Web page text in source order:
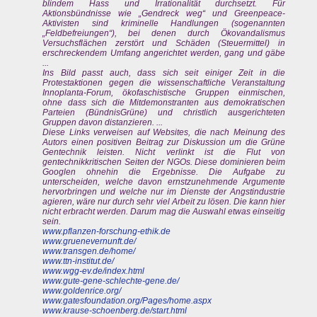
blindem Hass und Irrationalität durchsetzt. Für
Aktionsbündnisse wie „Gendreck weg“ und Greenpeace-
Aktivisten sind kriminelle Handlungen (sogenannten
„Feldbefreiungen“), bei denen durch Ökovandalismus
Versuchsflächen zerstört und Schäden (Steuermittel) in
erschreckendem Umfang angerichtet werden, gang und gäbe
...
Ins Bild passt auch, dass sich seit einiger Zeit in die
Protestaktionen gegen die wissenschaftliche Veranstaltung
Innoplanta-Forum, ökofaschistische Gruppen einmischen,
ohne dass sich die Mitdemonstranten aus demokratischen
Parteien (BündnisGrüne) und christlich ausgerichteten
Gruppen davon distanzieren. ...
Diese Links verweisen auf Websites, die nach Meinung des
Autors einen positiven Beitrag zur Diskussion um die Grüne
Gentechnik leisten. Nicht verlinkt ist die Flut von
gentechnikkritischen Seiten der NGOs. Diese dominieren beim
Googlen ohnehin die Ergebnisse. Die Aufgabe zu
unterscheiden, welche davon ernstzunehmende Argumente
hervorbringen und welche nur im Dienste der Angstindustrie
agieren, wäre nur durch sehr viel Arbeit zu lösen. Die kann hier
nicht erbracht werden. Darum mag die Auswahl etwas einseitig
sein.
www.pflanzen-forschung-ethik.de
www.gruenevernunft.de/
www.transgen.de/home/
www.ttn-institut.de/
www.wgg-ev.de/index.html
www.gute-gene-schlechte-gene.de/
www.goldenrice.org/
www.gatesfoundation.org/Pages/home.aspx
www.krause-schoenberg.de/start.html